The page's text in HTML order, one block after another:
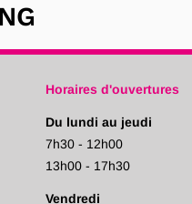
Horaires d'ouvertures
Du lundi au jeudi
7h30 - 12h00
13h00 - 17h30
Vendredi